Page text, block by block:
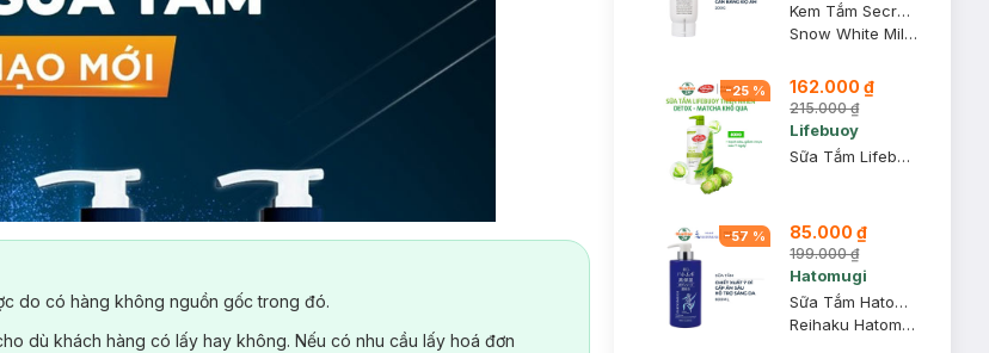
do có hàng không nguồn gốc trong đó.
dù khách hàng có lấy hay không. Nếu có nhu cầu lấy hoá đơn
Kem Tắm Secret Key Dưỡng Sáng Da Mặt Và Cơ Thể 200g
Snow White Milky Pack
-25 % 162.000 ₫
215.000 ₫
Lifebuoy
Sữa Tắm Lifebuoy Detox Matcha & Khổ Qua 800g
-57 % 85.000 ₫
199.000 ₫
Hatomugi
Sữa Tắm Hatomugi Cấp Ẩm Sâu, Hỗ Trợ Sáng Da 600ml
Reihaku Hatomugi High Moisturizing Body Soap